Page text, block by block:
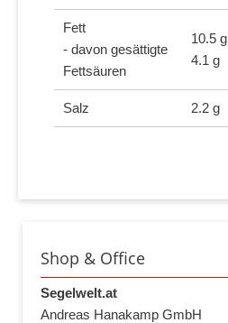
Fett
- davon gesättigte
Fettsäuren
10.5 g
4.1 g
Salz 2.2 g
Shop & Office
Segelwelt.at
Andreas Hanakamp GmbH